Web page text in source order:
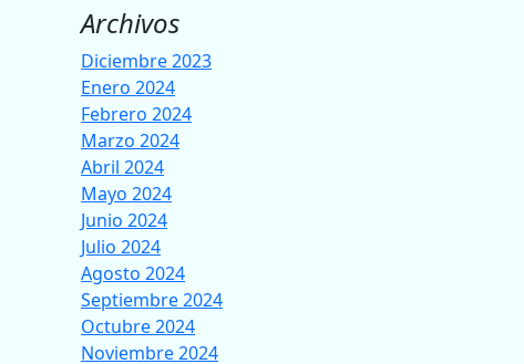
Archivos
Diciembre 2023
Enero 2024
Febrero 2024
Marzo 2024
Abril 2024
Mayo 2024
Junio 2024
Julio 2024
Agosto 2024
Septiembre 2024
Octubre 2024
Noviembre 2024